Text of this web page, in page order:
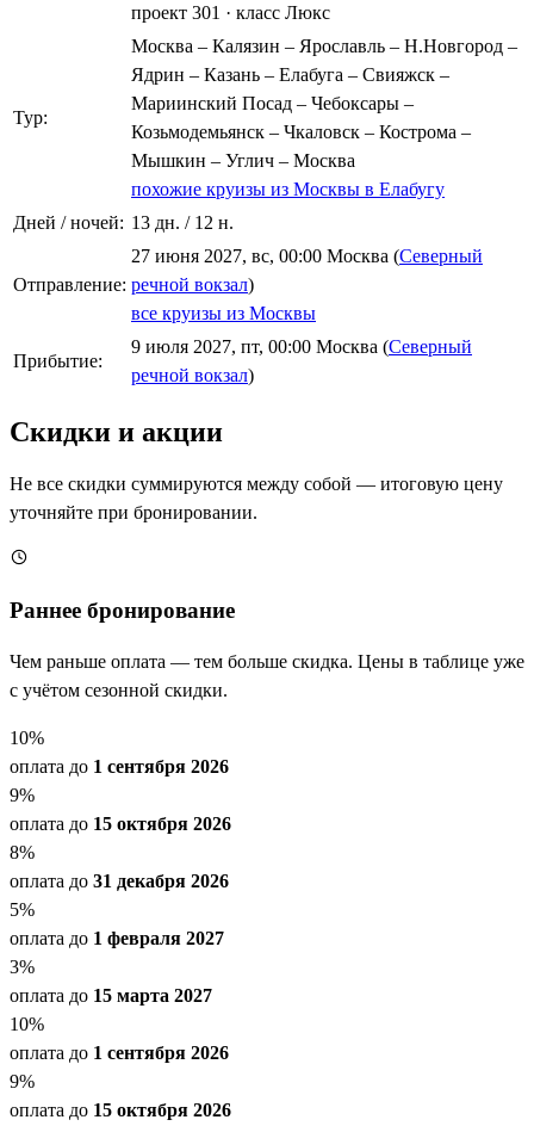
проект 301 · класс Люкс
Тур:
Москва – Калязин – Ярославль – Н.Новгород –
Ядрин – Казань – Елабуга – Свияжск –
Мариинский Посад – Чебоксары –
Козьмодемьянск – Чкаловск – Кострома –
Мышкин – Углич – Москва
похожие круизы из Москвы в Елабугу
Дней / ночей: 13 дн. / 12 н.
Отправление:
27 июня 2027, вс, 00:00 Москва (Северный
речной вокзал)
все круизы из Москвы
Прибытие:
9 июля 2027, пт, 00:00 Москва (Северный
речной вокзал)
Скидки и акции
Не все скидки суммируются между собой — итоговую цену
уточняйте при бронировании.
Раннее бронирование
Чем раньше оплата — тем больше скидка. Цены в таблице уже
с учётом сезонной скидки.
10%
оплата до 1 сентября 2026
9%
оплата до 15 октября 2026
8%
оплата до 31 декабря 2026
5%
оплата до 1 февраля 2027
3%
оплата до 15 марта 2027
10%
оплата до 1 сентября 2026
9%
оплата до 15 октября 2026